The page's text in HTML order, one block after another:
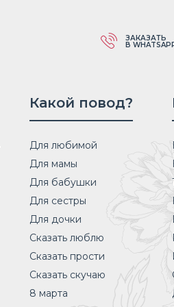
ЗАКАЗАТЬ
В
Какой повод?
Для любимой
Для мамы
Для бабушки
Для сестры
Для дочки
Сказать люблю
Сказать прости
Сказать скучаю
8 марта